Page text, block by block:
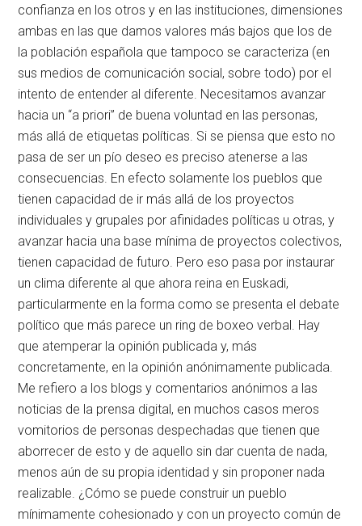
confianza en los otros y en las instituciones, dimensiones
ambas en las que damos valores más bajos que los de
la población española que tampoco se caracteriza (en
sus medios de comunicación social, sobre todo) por el
intento de entender al diferente. Necesitamos avanzar
hacia un “a priori” de buena voluntad en las personas,
más allá de etiquetas políticas. Si se piensa que esto no
pasa de ser un pío deseo es preciso atenerse a las
consecuencias. En efecto solamente los pueblos que
tienen capacidad de ir más allá de los proyectos
individuales y grupales por afinidades políticas u otras, y
avanzar hacia una base mínima de proyectos colectivos,
tienen capacidad de futuro. Pero eso pasa por instaurar
un clima diferente al que ahora reina en Euskadi,
particularmente en la forma como se presenta el debate
político que más parece un ring de boxeo verbal. Hay
que atemperar la opinión publicada y, más
concretamente, en la opinión anónimamente publicada.
Me refiero a los blogs y comentarios anónimos a las
noticias de la prensa digital, en muchos casos meros
vomitorios de personas despechadas que tienen que
aborrecer de esto y de aquello sin dar cuenta de nada,
menos aún de su propia identidad y sin proponer nada
realizable. ¿Cómo se puede construir un pueblo
mínimamente cohesionado y con un proyecto común de